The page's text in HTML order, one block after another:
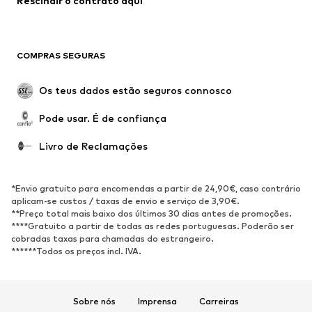
Upcycling
SAPATOS
Novidades
altos
Sandálias
Sapatos baixos
Sapatilhas de desporto
Sabrinas
Sapatos abertos
COMPRAS SEGURAS
Os teus dados estão seguros connosco
Pode usar. É de confiança
Livro de Reclamações
*Envio gratuito para encomendas a partir de 24,90€, caso contrário
aplicam-se custos / taxas de envio e serviço de 3,90€.
**Preço total mais baixo dos últimos 30 dias antes de promoções.
****Gratuito a partir de todas as redes portuguesas. Poderão ser
cobradas taxas para chamadas do estrangeiro.
******Todos os preços incl. IVA.
Sobre nós Imprensa Carreiras